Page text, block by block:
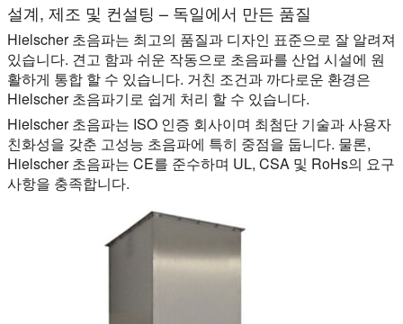
설계, 제조 및 컨설팅 – 독일에서 만든 품질
Hielscher 초음파는 최고의 품질과 디자인 표준으로 잘 알려져
있습니다. 견고 함과 쉬운 작동으로 초음파를 산업 시설에 원
활하게 통합 할 수 있습니다. 거친 조건과 까다로운 환경은
Hielscher 초음파기로 쉽게 처리 할 수 있습니다.
Hielscher 초음파는 ISO 인증 회사이며 최첨단 기술과 사용자
친화성을 갖춘 고성능 초음파에 특히 중점을 둡니다. 물론,
Hielscher 초음파는 CE를 준수하며 UL, CSA 및 RoHs의 요구
사항을 충족합니다.